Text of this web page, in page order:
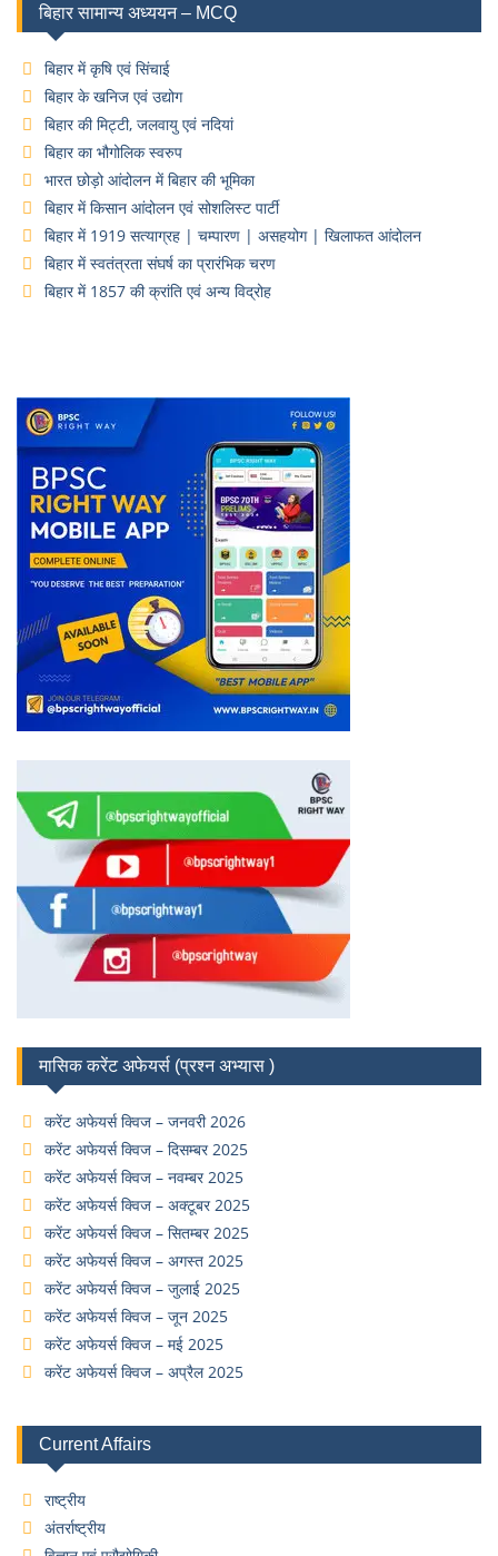
बिहार सामान्य अध्ययन – MCQ
बिहार में कृषि एवं सिंचाई
बिहार के खनिज एवं उद्योग
बिहार की मिट्टी, जलवायु एवं नदियां
बिहार का भौगोलिक स्वरुप
भारत छोड़ो आंदोलन में बिहार की भूमिका
बिहार में किसान आंदोलन एवं सोशलिस्ट पार्टी
बिहार में 1919 सत्याग्रह | चम्पारण | असहयोग | खिलाफत आंदोलन
बिहार में स्वतंत्रता संघर्ष का प्रारंभिक चरण
बिहार में 1857 की क्रांति एवं अन्य विद्रोह
मासिक करेंट अफेयर्स (प्रश्न अभ्यास )
करेंट अफेयर्स क्विज – जनवरी 2026
करेंट अफेयर्स क्विज – दिसम्बर 2025
करेंट अफेयर्स क्विज – नवम्बर 2025
करेंट अफेयर्स क्विज – अक्टूबर 2025
करेंट अफेयर्स क्विज – सितम्बर 2025
करेंट अफेयर्स क्विज – अगस्त 2025
करेंट अफेयर्स क्विज – जुलाई 2025
करेंट अफेयर्स क्विज – जून 2025
करेंट अफेयर्स क्विज – मई 2025
करेंट अफेयर्स क्विज – अप्रैल 2025
Current Affairs
राष्ट्रीय
अंतर्राष्ट्रीय